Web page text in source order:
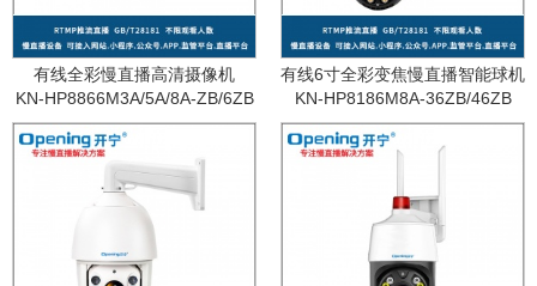
有线全彩慢直播高清摄像机
KN-HP8866M3A/5A/8A-ZB/6ZB
有线6寸全彩变焦慢直播智能球机
KN-HP8186M8A-36ZB/46ZB